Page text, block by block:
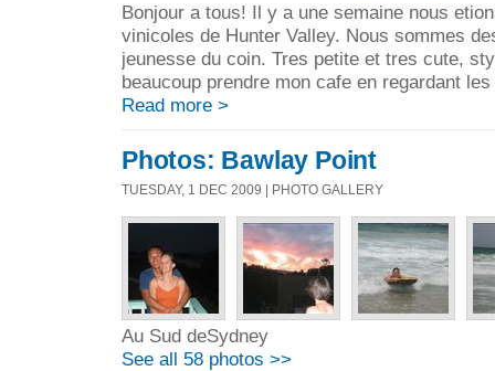
Bonjour a tous! Il y a une semaine nous
vinicoles de Hunter Valley. Nous sommes
jeunesse du coin. Tres petite et tres cute,
beaucoup prendre mon cafe en regardant
Read more >
Photos: Bawlay Point
TUESDAY, 1 DEC 2009 | PHOTO GALLERY
Au Sud deSydney
See all 58 photos >>